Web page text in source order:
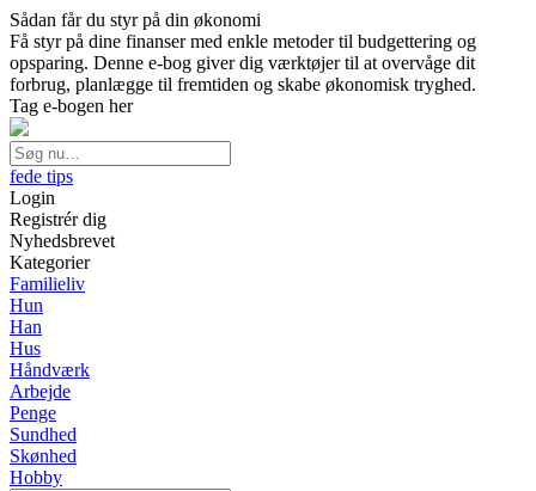
Sådan får du styr på din økonomi
Få styr på dine finanser med enkle metoder til budgettering og
opsparing. Denne e-bog giver dig værktøjer til at overvåge dit
forbrug, planlægge til fremtiden og skabe økonomisk tryghed.
Tag e-bogen her
fede tips
Login
Registrér dig
Nyhedsbrevet
Kategorier
Familieliv
Hun
Han
Hus
Håndværk
Arbejde
Penge
Sundhed
Skønhed
Hobby